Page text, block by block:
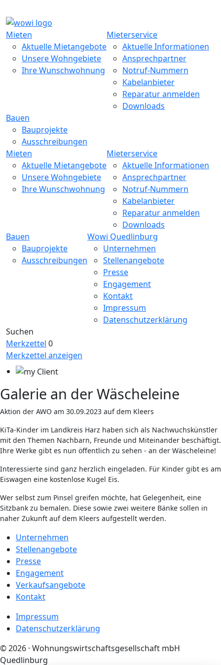
Main Menu
Skip to Primary Content
Mieten
Aktuelle Mietangebote
Unsere Wohngebiete
Ihre Wunschwohnung
Mieterservice
Aktuelle Informationen
Ansprechpartner
Notruf-Nummern
Kabelanbieter
Reparatur anmelden
Downloads
Bauen
Bauprojekte
Ausschreibungen
Mieten
Aktuelle Mietangebote
Unsere Wohngebiete
Ihre Wunschwohnung
Mieterservice
Aktuelle Informationen
Ansprechpartner
Notruf-Nummern
Kabelanbieter
Reparatur anmelden
Downloads
Bauen
Bauprojekte
Ausschreibungen
Wowi Quedlinburg
Unternehmen
Stellenangebote
Presse
Engagement
Kontakt
Impressum
Datenschutzerklärung
Suchen
Merkzettel 0
Merkzettel anzeigen
Galerie an der Wäscheleine
Aktion der AWO am 30.09.2023 auf dem Kleers
KiTa-Kinder im Landkreis Harz haben sich als Nachwuchskünstler
mit den Themen Nachbarn, Freunde und Miteinander beschäftigt.
Ihre Werke gibt es nun öffentlich zu sehen - an der Wäscheleine!
Interessierte sind ganz herzlich eingeladen. Für Kinder gibt es am
Eiswagen eine kostenlose Kugel Eis.
Wer selbst zum Pinsel greifen möchte, hat Gelegenheit, eine
Sitzbank zu bemalen. Diese sowie zwei weitere Bänke sollen in
naher Zukunft auf dem Kleers aufgestellt werden.
Unternehmen
Stellenangebote
Presse
Engagement
Verkaufsangebote
Kontakt
Impressum
Datenschutzerklärung
© 2026 · Wohnungswirtschaftsgesellschaft mbH
Quedlinburg